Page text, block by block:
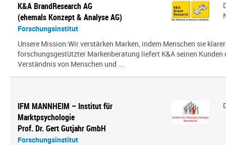
K&A BrandResearch AG
(ehemals Konzept & Analyse AG)
Forschungsinstitut
Unsere Mission:Wir verstärken Marken, indem Menschen sie
forschungsgestützter Markenberatung liefert K&A seinen Kunden
Verständnis von Menschen und ...
IFM MANNHEIM – Institut für
Marktpsychologie
Prof. Dr. Gert Gutjahr GmbH
Forschungsinstitut